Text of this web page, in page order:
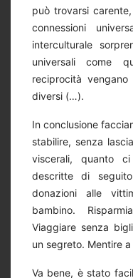
può trovarsi
connessioni
interculturale
universali come
reciprocità
diversi (…).
In conclusione
stabilire, senza
viscerali, quanto
descritte di
donazioni alle
bambino.
Viaggiare senza
un segreto. Mentire
Va bene, è stato